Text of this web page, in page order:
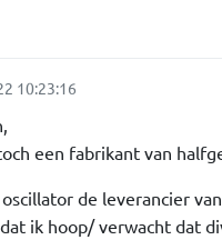
10:23:16
een fabrikant van
de leverancier
ik hoop/ verwacht dat